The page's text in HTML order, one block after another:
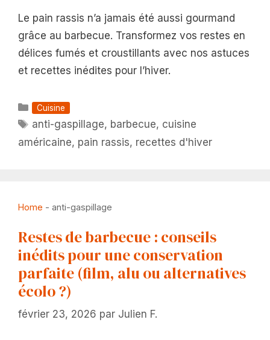
Le pain rassis n’a jamais été aussi gourmand
grâce au barbecue. Transformez vos restes en
délices fumés et croustillants avec nos astuces
et recettes inédites pour l’hiver.
Catégories
Cuisine
Étiquettes
anti-gaspillage, barbecue, cuisine
américaine, pain rassis, recettes d'hiver
Home - anti-gaspillage
Restes de barbecue : conseils
inédits pour une conservation
parfaite (film, alu ou alternatives
écolo ?)
février 23, 2026 par Julien F.